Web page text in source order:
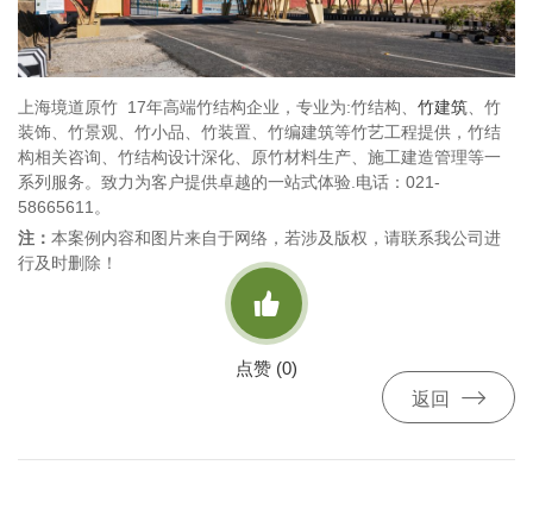
上海境道原竹 17年高端竹结构企业，专业为:竹结构、 竹建筑 、竹
装饰、竹景观、竹小品、竹装置、竹编建筑等竹艺工程提供，竹结
构相关咨询、竹结构设计深化、原竹材料生产、施工建造管理等一
系列服务。致力为客户提供卓越的一站式体验.电话：021-
58665611。
注： 本案例内容和图片来自于网络，若涉及版权，请联系我公司进
行及时删除！

点赞 (0)
返回
